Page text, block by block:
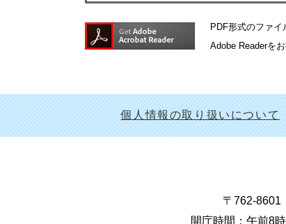
PDF形式のファイ
Adobe Readerを
個人情報の取り扱いについて
〒762-
開庁時間：午前8